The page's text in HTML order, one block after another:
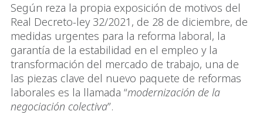
Según reza la propia exposición de motivos del
Real Decreto-ley 32/2021, de 28 de diciembre, de
medidas urgentes para la reforma laboral, la
garantía de la estabilidad en el empleo y la
transformación del mercado de trabajo, una de
las piezas clave del nuevo paquete de reformas
laborales es la llamada “modernización de la
negociación colectiva”.